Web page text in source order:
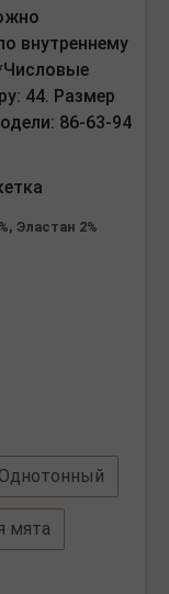
внутреннему
44. Размер
86-63-94
Эластан 2%
Однотонный
мята